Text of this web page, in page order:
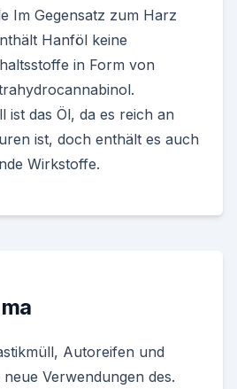
Im Gegensatz zum Harz
Hanföl keine
in Form von
ist das Öl, da es reich an
ist, doch enthält es auch
Wirkstoffe.
Autoreifen und
Verwendungen des.